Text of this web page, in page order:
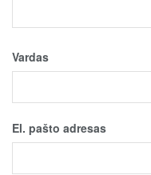
Vardas
El. pašto adresas